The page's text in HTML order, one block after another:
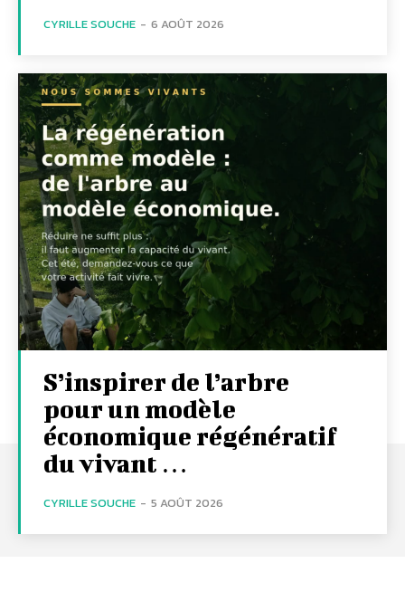
CYRILLE SOUCHE - 6 AOÛT 2026
S’inspirer de l’arbre
pour un modèle
économique régénératif
du vivant …
CYRILLE SOUCHE - 5 AOÛT 2026